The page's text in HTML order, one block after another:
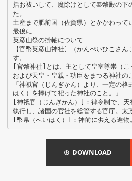
括お祓いして、魔除けとして奉幣殿の下
た。
土産まで肥前国（佐賀県）とかかわって
最後に
英彦山祭の掛軸について
【官幣英彦山神社】（かんぺいひこさん
す。
[官幣神社]とは、主として皇室尊崇（こ
および天皇・皇親・功臣をまつる神社の
「神祇官（じんぎかん）より、一定の
はく）を捧げて祀った神社のこと。」
[神祇官（じんぎかん）]：律令制で、天
執行し、諸国の官社を総管する官庁。太
DOWNLOAD